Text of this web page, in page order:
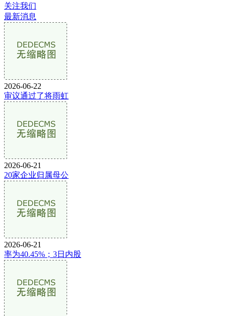
关注我们
最新消息
2026-06-22
审议通过了将雨虹
2026-06-21
20家企业归属母公
2026-06-21
率为40.45%；3日内股